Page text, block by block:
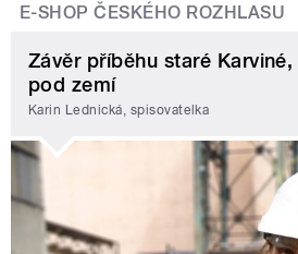
E-SHOP ČESKÉHO ROZHLASU
Závěr příběhu staré
pod zemí
Karin Lednická, spisovatelka